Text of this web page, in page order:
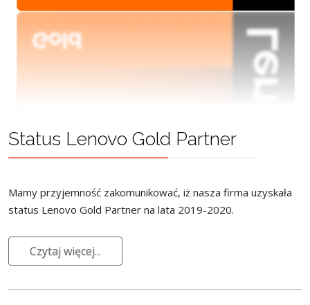
Status Lenovo Gold Partner
Mamy przyjemność zakomunikować, iż nasza firma uzyskała
status Lenovo Gold Partner na lata 2019-2020.
Czytaj więcej...